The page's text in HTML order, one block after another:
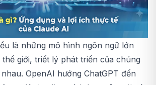
là những mô hình ngôn ngữ lớn
giới, triết lý phát triển của chúng
OpenAI hướng ChatGPT đến